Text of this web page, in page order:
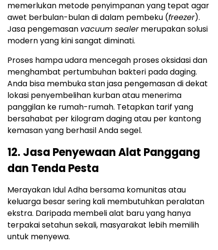
memerlukan metode penyimpanan yang tepat agar
awet berbulan-bulan di dalam pembeku (freezer).
Jasa pengemasan vacuum sealermerupakan solusi
modern yang kini sangat diminati.
Proses hampa udara mencegah proses oksidasi dan
menghambat pertumbuhan bakteri pada daging.
Anda bisa membuka stan jasa pengemasan di dekat
lokasi penyembelihan kurban atau menerima
panggilan ke rumah-rumah. Tetapkan tarif yang
bersahabat per kilogram daging atau per kantong
kemasan yang berhasil Anda segel.
12. Jasa Penyewaan Alat Panggang
dan Tenda Pesta
Merayakan Idul Adha bersama komunitas atau
keluarga besar sering kali membutuhkan peralatan
ekstra. Daripada membeli alat baru yang hanya
terpakai setahun sekali, masyarakat lebih memilih
untuk menyewa.